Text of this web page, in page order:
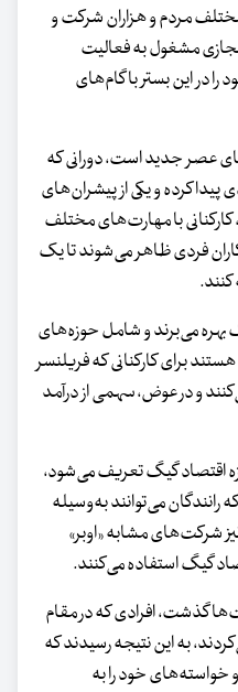
مختلف مردم و هزاران شرکت و
مشغول به فعالیت
در این بستر با گام‌های
عصر جدید است، دورانی که
کرده‌ و یکی از پیشران‌های
کارکنانی با مهارت‌های مختلف
فردی ظاهر می‌شوند تا یک
بهره می‌برند و شامل حوزه‌های
برای کارکنانی که فریلنسر
و در عوض، سهمی از درآمد
اقتصاد گیگ تعریف می‌شود،
می‌توانند به‌وسیله
نیز شرکت‌های مشابه «اوبر»
گیگ استفاده می‌کنند.
گذشت، افرادی که در مقام
به این نتیجه رسیدند که
خواسته‌های خود را به